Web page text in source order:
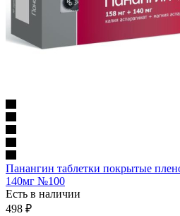
Панангин таблетки покрытые
140мг №100
Есть в наличии
498 ₽